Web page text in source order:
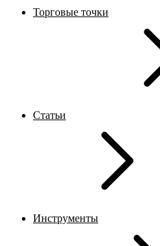
Торговые точки
Статьи
Инструменты